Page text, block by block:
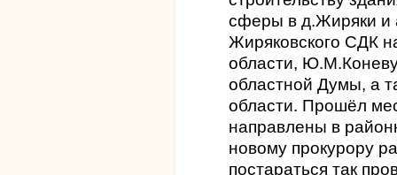
сферы в д.Жиряки и
Жиряковского СДК
области,
областной Думы, а
области. Прошёл
направлены в
новому прокурору
постараться так